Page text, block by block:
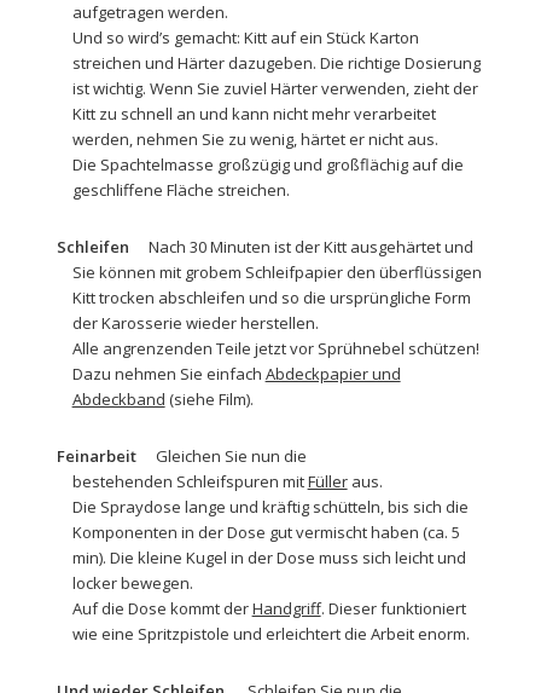
aufgetragen werden.
Und so wird’s gemacht: Kitt auf ein Stück Karton
streichen und Härter dazugeben. Die richtige Dosierung
ist wichtig. Wenn Sie zuviel Härter verwenden, zieht der
Kitt zu schnell an und kann nicht mehr verarbeitet
werden, nehmen Sie zu wenig, härtet er nicht aus.
Die Spachtelmasse großzügig und großflächig auf die
geschliffene Fläche streichen.
Schleifen
Nach 30 Minuten ist der Kitt ausgehärtet und
Sie können mit grobem Schleifpapierden überflüssigen
Kitt trocken abschleifen und so die ursprüngliche Form
der Karosserie wieder herstellen.
Alle angrenzenden Teile jetzt vor Sprühnebel schützen!
Dazu nehmen Sie einfach Abdeckpapier und
Abdeckband (siehe Film).
Feinarbeit
Gleichen Sie nun die
bestehenden Schleifspuren mitFülleraus.
Die Spraydose lange und kräftig schütteln, bis sich die
Komponenten in der Dose gut vermischt haben (ca. 5
min). Die kleine Kugel in der Dose muss sich leicht und
locker bewegen.
Auf die Dose kommt derHandgriff. Dieser funktioniert
wie eine Spritzpistole und erleichtert die Arbeit enorm.